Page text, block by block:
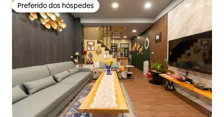
Preferido dos hóspedes
Preferido dos hóspedes